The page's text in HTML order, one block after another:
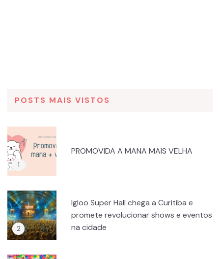
POSTS MAIS VISTOS
PROMOVIDA A MANA MAIS VELHA
Igloo Super Hall chega a Curitiba e
promete revolucionar shows e eventos
na cidade